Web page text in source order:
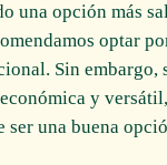
una opción más
optar
Sin embargo,
y
ser una buena